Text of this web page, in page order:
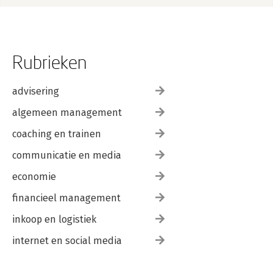
Rubrieken
advisering
algemeen management
coaching en trainen
communicatie en media
economie
financieel management
inkoop en logistiek
internet en social media